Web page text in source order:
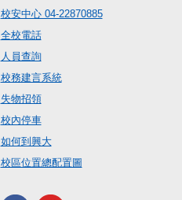
校安中心 04-22870885
全校電話
人員查詢
校務建言系統
失物招領
校內停車
如何到興大
校區位置總配置圖